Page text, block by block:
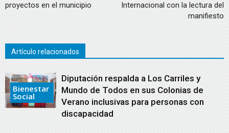
proyectos en el municipio
Internacional con la lectura del
manifiesto
Artículo relacionados
Bienestar
Social
Diputación respalda a Los Carriles y
Mundo de Todos en sus Colonias de
Verano inclusivas para personas con
discapacidad